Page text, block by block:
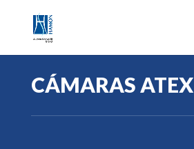
CÁMARAS ATEX